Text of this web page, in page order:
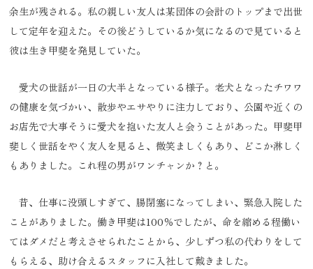
余生が残される。私の親しい友人は某団体の会計のトップまで出世
して定年を迎えた。その後どうしているか気になるので見ていると
彼は生き甲斐を発見していた。
愛犬の世話が一日の大半となっている様子。老犬となったチワワ
の健康を気づかい、散歩やエサやりに注力しており、公園や近くの
お店先で大事そうに愛犬を抱いた友人と会うことがあった。甲斐甲
斐しく世話をやく友人を見ると、微笑ましくもあり、どこか淋しく
もありました。これ程の男がワンチャンか？と。
昔、仕事に没頭しすぎて、腸閉塞になってしまい、緊急入院した
ことがありました。働き甲斐は100％でしたが、命を縮める程働い
てはダメだと考えさせられたことから、少しずつ私の代わりをして
もらえる、助け合えるスタッフに入社して戴きました。